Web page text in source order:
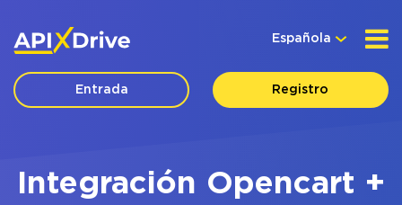
Española
Entrada Registro
Integración Opencart +